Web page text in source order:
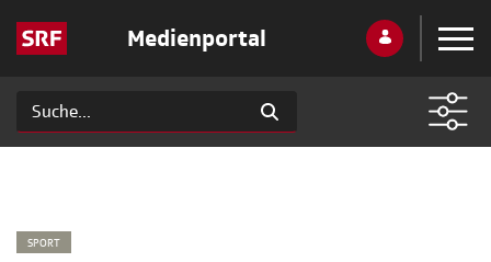
Medienportal
SPORT